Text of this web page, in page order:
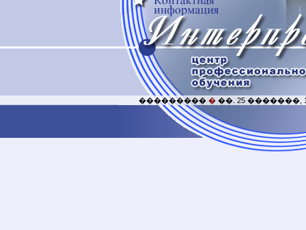
��������� ���. 25 �������,